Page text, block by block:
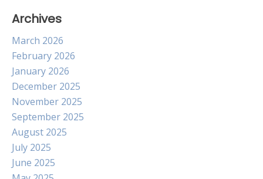
Archives
March 2026
February 2026
January 2026
December 2025
November 2025
September 2025
August 2025
July 2025
June 2025